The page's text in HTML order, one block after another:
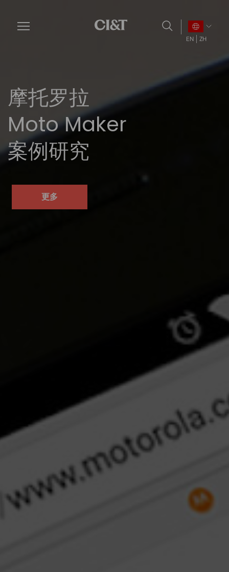
to
main
EN ZH
摩托罗拉
Moto Maker
案例研究
更多